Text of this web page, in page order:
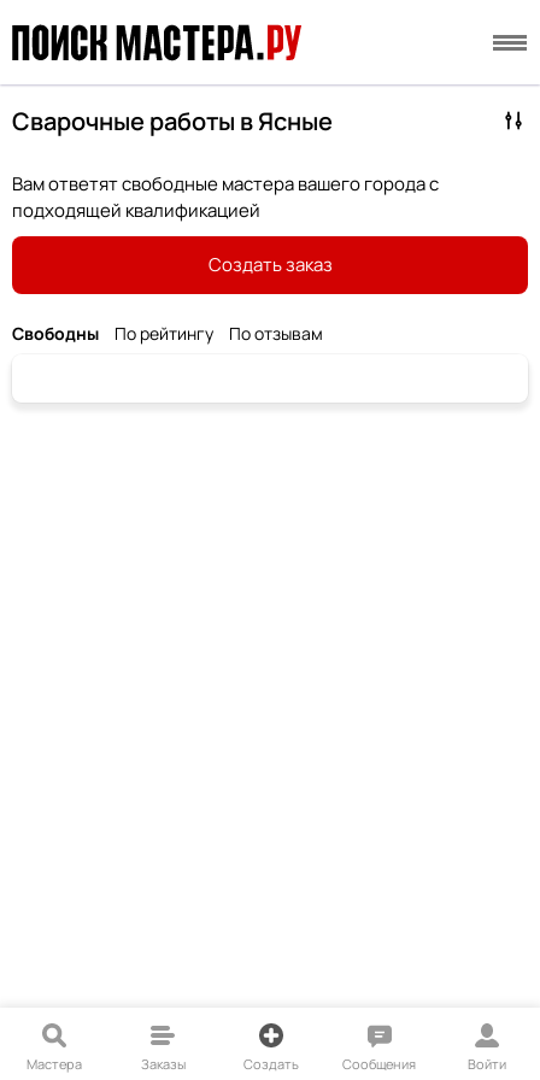
Сварочные работы в Ясные
Вам ответят свободные мастера вашего города с
подходящей квалификацией
Создать заказ
Свободны По рейтингу По отзывам
Мастера Заказы Создать Сообщения Войти